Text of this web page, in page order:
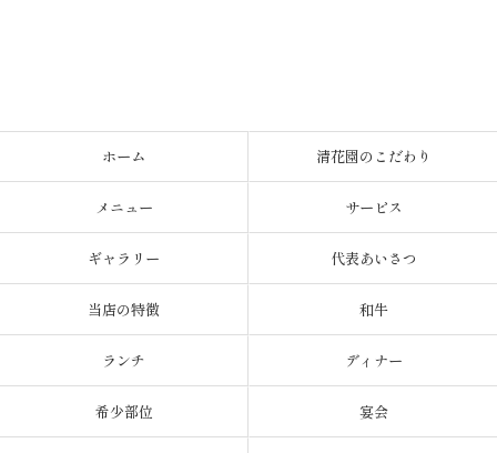
ホーム 清花園のこだわり
メニュー サービス
ギャラリー 代表あいさつ
当店の特徴 和牛
ランチ ディナー
希少部位 宴会